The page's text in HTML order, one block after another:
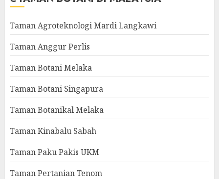
Taman Agroteknologi Mardi Langkawi
Taman Anggur Perlis
Taman Botani Melaka
Taman Botani Singapura
Taman Botanikal Melaka
Taman Kinabalu Sabah
Taman Paku Pakis UKM
Taman Pertanian Tenom